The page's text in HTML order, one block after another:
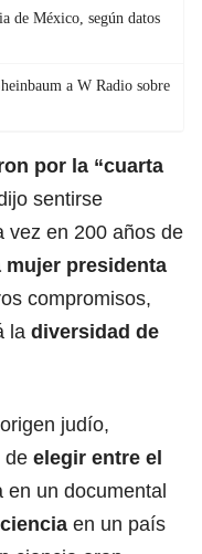
de México, según datos
a W Radio sobre
por la “cuarta
sentirse
vez en 200 años de
mujer presidenta
compromisos,
la diversidad de
judío,
de elegir entre el
en un documental
en un país